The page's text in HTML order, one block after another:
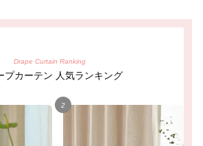
Drape Curtain Ranking
プカーテン 人気ランキング